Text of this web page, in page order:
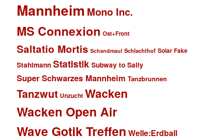
Mannheim Mono Inc.
MS Connexion Ost+Front
Saltatio Mortis Schandmaul Schlachthof Solar Fake
Stahlmann Statistik Subway to Sally
Super Schwarzes Mannheim Tanzbrunnen
Tanzwut Unzucht Wacken
Wacken Open Air
Wave Gotik Treffen Welle:Erdball